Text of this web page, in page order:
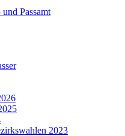
Passamt
2023